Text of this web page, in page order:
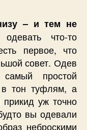
– и тем не
что-то
первое, что
совет. Одев
простой
в тон туфлям, а
уж точно
вы одевали
неброскими